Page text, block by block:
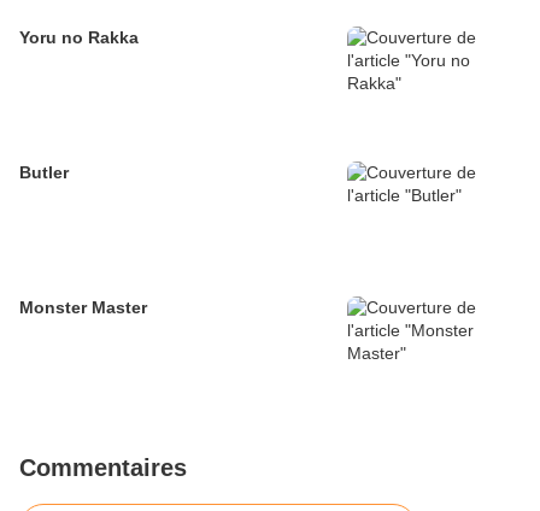
Yoru no Rakka
Butler
Monster Master
Commentaires